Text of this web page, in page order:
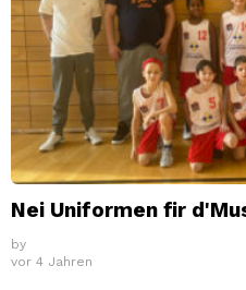
Nei Uniformen fir
by
vor 4 Jahren